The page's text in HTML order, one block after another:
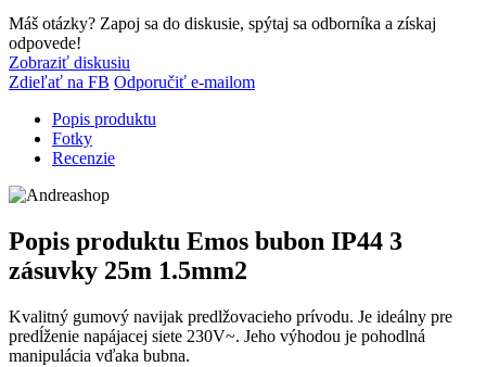
Máš otázky? Zapoj sa do diskusie, spýtaj sa odborníka a získaj
odpovede!
Zobraziť diskusiu
Zdieľať na FB Odporučiť e-mailom
Popis produktu
Fotky
Recenzie
Popis produktu Emos bubon IP44 3
zásuvky 25m 1.5mm2
Kvalitný gumový navijak predlžovacieho prívodu. Je ideálny pre
predĺženie napájacej siete 230V~. Jeho výhodou je pohodlná
manipulácia vďaka bubna.